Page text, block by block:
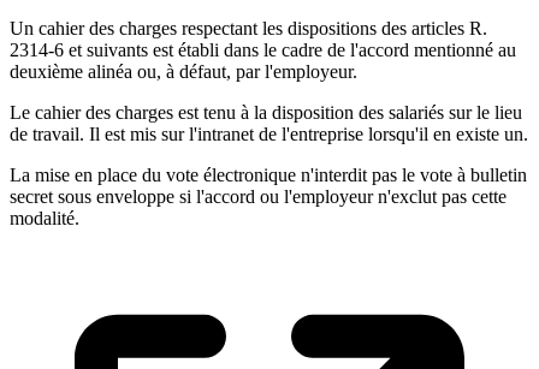
Un cahier des charges respectant les dispositions des articles R.
2314-6 et suivants est établi dans le cadre de l'accord mentionné au
deuxième alinéa ou, à défaut, par l'employeur.
Le cahier des charges est tenu à la disposition des salariés sur le lieu
de travail. Il est mis sur l'intranet de l'entreprise lorsqu'il en existe un.
La mise en place du vote électronique n'interdit pas le vote à bulletin
secret sous enveloppe si l'accord ou l'employeur n'exclut pas cette
modalité.